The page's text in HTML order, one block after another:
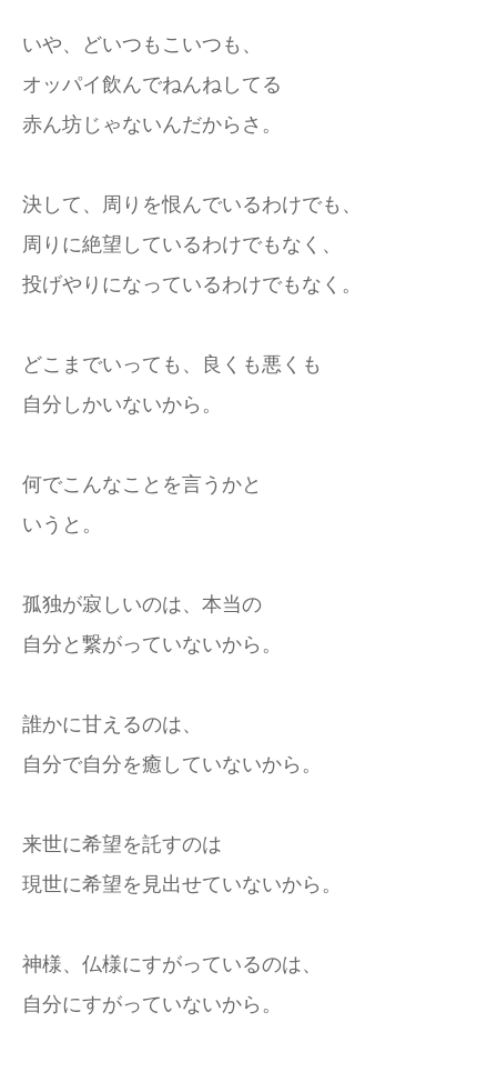
いや、どいつもこいつも、
オッパイ飲んでねんねしてる
赤ん坊じゃないんだからさ。
決して、周りを恨んでいるわけでも、
周りに絶望しているわけでもなく、
投げやりになっているわけでもなく。
どこまでいっても、良くも悪くも
自分しかいないから。
何でこんなことを言うかと
いうと。
孤独が寂しいのは、本当の
自分と繋がっていないから。
誰かに甘えるのは、
自分で自分を癒していないから。
来世に希望を託すのは
現世に希望を見出せていないから。
神様、仏様にすがっているのは、
自分にすがっていないから。